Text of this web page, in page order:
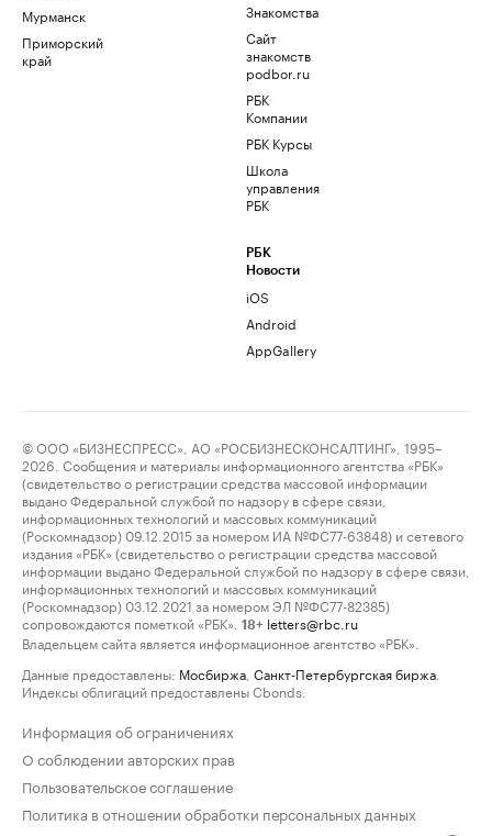
Мурманск
Приморский
край
Знакомства
Сайт
знакомств
podbor.ru
РБК
Компании
РБК Курсы
Школа
управления
РБК
РБК
Новости
iOS
Android
AppGallery
© ООО «БИЗНЕСПРЕСС», АО «РОСБИЗНЕСКОНСАЛТИНГ», 1995–
2026. Сообщения и материалы информационного агентства «РБК»
(свидетельство о регистрации средства массовой информации
выдано Федеральной службой по надзору в сфере связи,
информационных технологий и массовых коммуникаций
(Роскомнадзор) 09.12.2015 за номером ИА №ФС77-63848) и сетевого
издания «РБК» (свидетельство о регистрации средства массовой
информации выдано Федеральной службой по надзору в сфере связи,
информационных технологий и массовых коммуникаций
(Роскомнадзор) 03.12.2021 за номером ЭЛ №ФС77-82385)
сопровождаются пометкой «РБК».
18+ letters@rbc.ru
Владельцем сайта является информационное агентство «РБК».
Данные предоставлены: Мосбиржа Санкт-Петербургская биржа
Индексы облигаций предоставлены Cbonds.
Информация об ограничениях
О соблюдении авторских прав
Пользовательское соглашение
Политика в отношении обработки персональных данных